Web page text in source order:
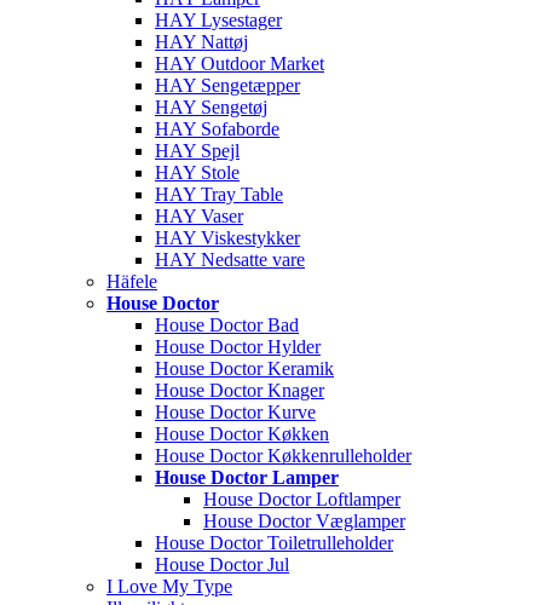
HAY Lysestager
HAY Nattøj
HAY Outdoor Market
HAY Sengetæpper
HAY Sengetøj
HAY Sofaborde
HAY Spejl
HAY Stole
HAY Tray Table
HAY Vaser
HAY Viskestykker
HAY Nedsatte vare
Häfele
House Doctor
House Doctor Bad
House Doctor Hylder
House Doctor Keramik
House Doctor Knager
House Doctor Kurve
House Doctor Køkken
House Doctor Køkkenrulleholder
House Doctor Lamper
House Doctor Loftlamper
House Doctor Væglamper
House Doctor Toiletrulleholder
House Doctor Jul
I Love My Type